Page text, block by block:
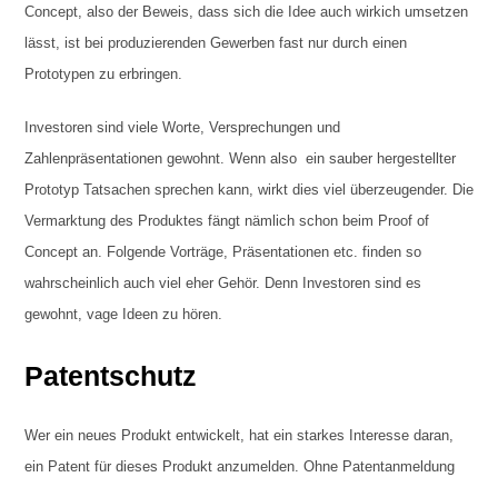
Concept, also der Beweis, dass sich die Idee auch wirkich umsetzen
lässt, ist bei produzierenden Gewerben fast nur durch einen
Prototypen zu erbringen.
Investoren sind viele Worte, Versprechungen und
Zahlenpräsentationen gewohnt. Wenn also ein sauber hergestellter
Prototyp Tatsachen sprechen kann, wirkt dies viel überzeugender. Die
Vermarktung des Produktes fängt nämlich schon beim Proof of
Concept an. Folgende Vorträge, Präsentationen etc. finden so
wahrscheinlich auch viel eher Gehör. Denn Investoren sind es
gewohnt, vage Ideen zu hören.
Patentschutz
Wer ein neues Produkt entwickelt, hat ein starkes Interesse daran,
ein Patent für dieses Produkt anzumelden. Ohne Patentanmeldung